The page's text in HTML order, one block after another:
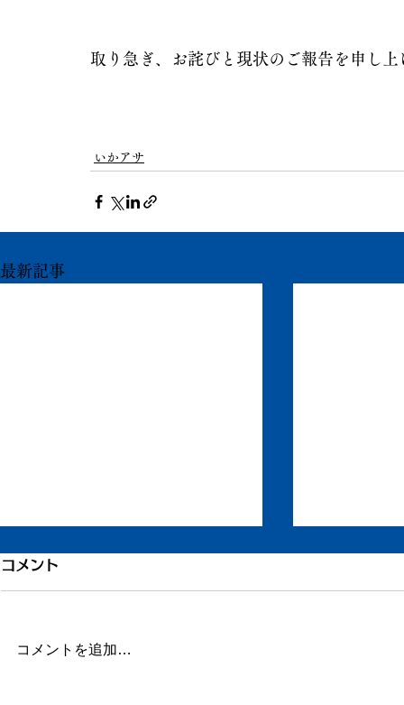
取り急ぎ、お詫びと現状のご報告を申し上
いかアサ
最新記事
と」
コメント
コメントを追加…